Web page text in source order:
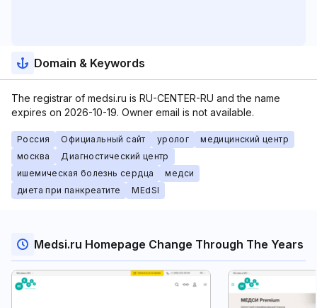
Domain & Keywords
The registrar of medsi.ru is RU-CENTER-RU and the name
expires on 2026-10-19. Owner email is not available.
Россия Официальный сайт уролог
медицинский центр
москва
Диагностический центр
ишемическая болезнь сердца
медси
диета при панкреатите
MEdSI
Medsi.ru Homepage Change Through The Years